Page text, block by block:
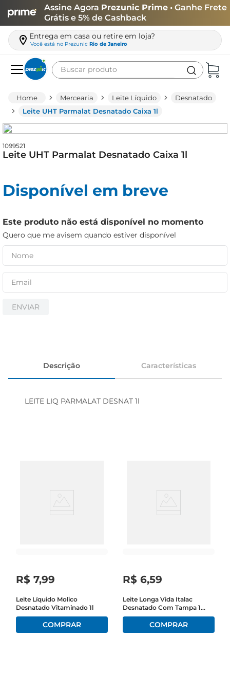
Assine Agora Prezunic Prime • Ganhe Frete
Grátis e 5% de Cashback
Entrega em casa ou retire em loja?
Você está no Prezunic Rio de Janeiro
Buscar produto
Mercearia Leite Líquido
Desnatado
Leite UHT Parmalat Desnatado Caixa 1l
1099521
Leite UHT Parmalat Desnatado Caixa 1l
Disponível em breve
Este produto não está disponível no momento
Quero que me avisem quando estiver disponível
ENVIAR
Descrição Características
LEITE LIQ PARMALAT DESNAT 1l
R$ 7,99
Leite Líquido Molico
Desnatado Vitaminado 1l
R$ 6,59
Leite Longa Vida Italac
Desnatado Com Tampa 1
Litro
leite
queijo
azeite
papel higiênico
cerveja